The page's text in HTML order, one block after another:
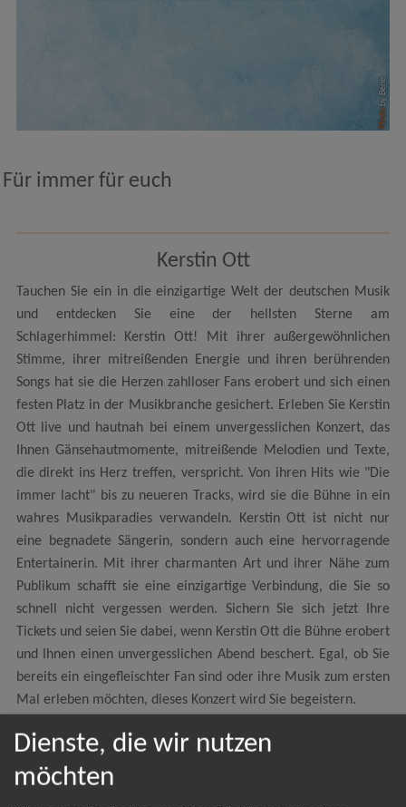
Photo
by Bene
Für immer für euch
Kerstin Ott
Tauchen Sie ein in die einzigartige Welt der deutschen Musik
und entdecken Sie eine der hellsten Sterne am
Schlagerhimmel: Kerstin Ott! Mit ihrer außergewöhnlichen
Stimme, ihrer mitreißenden Energie und ihren berührenden
Songs hat sie die Herzen zahlloser Fans erobert und sich einen
festen Platz in der Musikbranche gesichert. Erleben Sie Kerstin
Ott live und hautnah bei einem unvergesslichen Konzert, das
Ihnen Gänsehautmomente, mitreißende Melodien und Texte,
die direkt ins Herz treffen, verspricht. Von ihren Hits wie "Die
immer lacht" bis zu neueren Tracks, wird sie die Bühne in ein
wahres Musikparadies verwandeln. Kerstin Ott ist nicht nur
eine begnadete Sängerin, sondern auch eine hervorragende
Entertainerin. Mit ihrer charmanten Art und ihrer Nähe zum
Publikum schafft sie eine einzigartige Verbindung, die Sie so
schnell nicht vergessen werden. Sichern Sie sich jetzt Ihre
Tickets und seien Sie dabei, wenn Kerstin Ott die Bühne erobert
und Ihnen einen unvergesslichen Abend beschert. Egal, ob Sie
bereits ein eingefleischter Fan sind oder ihre Musik zum ersten
Mal erleben möchten, dieses Konzert wird Sie begeistern.
Für immer für euch
Dienste, die wir nutzen
möchten